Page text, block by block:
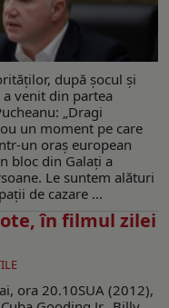
după şocul şi
venit din partea
„Dragi
un moment pe care
un oraș european
bloc din Galați a
Le suntem alături
de cazare ...
în filmul zilei
ora 20.10SUA (2012),